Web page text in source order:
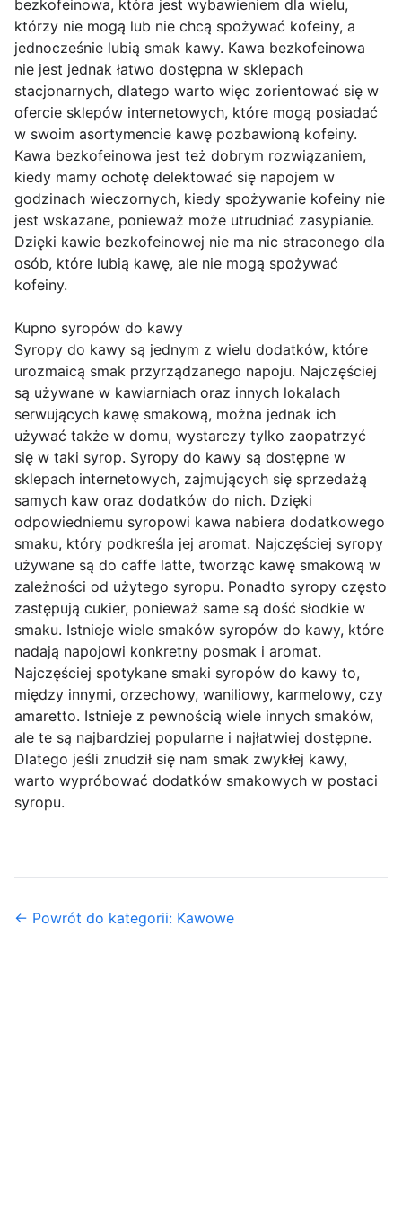
bezkofeinowa, która jest wybawieniem dla wielu,
którzy nie mogą lub nie chcą spożywać kofeiny, a
jednocześnie lubią smak kawy. Kawa bezkofeinowa
nie jest jednak łatwo dostępna w sklepach
stacjonarnych, dlatego warto więc zorientować się w
ofercie sklepów internetowych, które mogą posiadać
w swoim asortymencie kawę pozbawioną kofeiny.
Kawa bezkofeinowa jest też dobrym rozwiązaniem,
kiedy mamy ochotę delektować się napojem w
godzinach wieczornych, kiedy spożywanie kofeiny nie
jest wskazane, ponieważ może utrudniać zasypianie.
Dzięki kawie bezkofeinowej nie ma nic straconego dla
osób, które lubią kawę, ale nie mogą spożywać
kofeiny.
Kupno syropów do kawy
Syropy do kawy są jednym z wielu dodatków, które
urozmaicą smak przyrządzanego napoju. Najczęściej
są używane w kawiarniach oraz innych lokalach
serwujących kawę smakową, można jednak ich
używać także w domu, wystarczy tylko zaopatrzyć
się w taki syrop. Syropy do kawy są dostępne w
sklepach internetowych, zajmujących się sprzedażą
samych kaw oraz dodatków do nich. Dzięki
odpowiedniemu syropowi kawa nabiera dodatkowego
smaku, który podkreśla jej aromat. Najczęściej syropy
używane są do caffe latte, tworząc kawę smakową w
zależności od użytego syropu. Ponadto syropy często
zastępują cukier, ponieważ same są dość słodkie w
smaku. Istnieje wiele smaków syropów do kawy, które
nadają napojowi konkretny posmak i aromat.
Najczęściej spotykane smaki syropów do kawy to,
między innymi, orzechowy, waniliowy, karmelowy, czy
amaretto. Istnieje z pewnością wiele innych smaków,
ale te są najbardziej popularne i najłatwiej dostępne.
Dlatego jeśli znudził się nam smak zwykłej kawy,
warto wypróbować dodatków smakowych w postaci
syropu.
← Powrót do kategorii: Kawowe